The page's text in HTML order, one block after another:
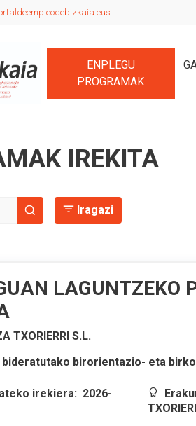
ENPLEGU
PROGRAMAK
IREKITA
Iragazi
LAGUNTZEKO
TXORIERRI S.L.
birorientazio- eta
irekiera: 2026-